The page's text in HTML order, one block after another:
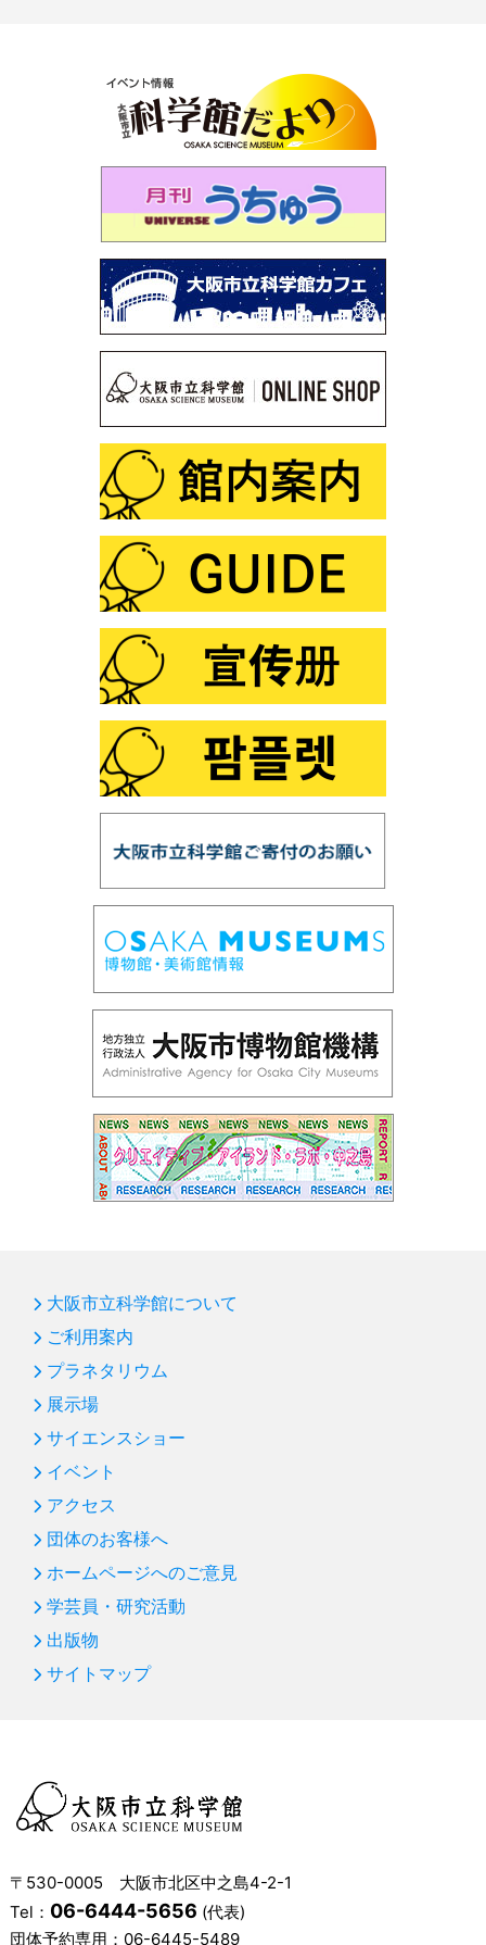
大阪市立科学館について
ご利用案内
プラネタリウム
展示場
サイエンスショー
イベント
アクセス
団体のお客様へ
ホームページへのご意見
学芸員・研究活動
出版物
サイトマップ
〒530-0005 大阪市北区中之島4-2-1
Tel： 06-6444-5656 (代表)
団体予約専用： 06-6445-5489